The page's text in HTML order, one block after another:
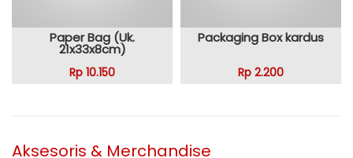
Paper Bag (Uk.
21x33x8cm)
Rp 10.150
Packaging Box kardus
Rp 2.200
Aksesoris & Merchandise